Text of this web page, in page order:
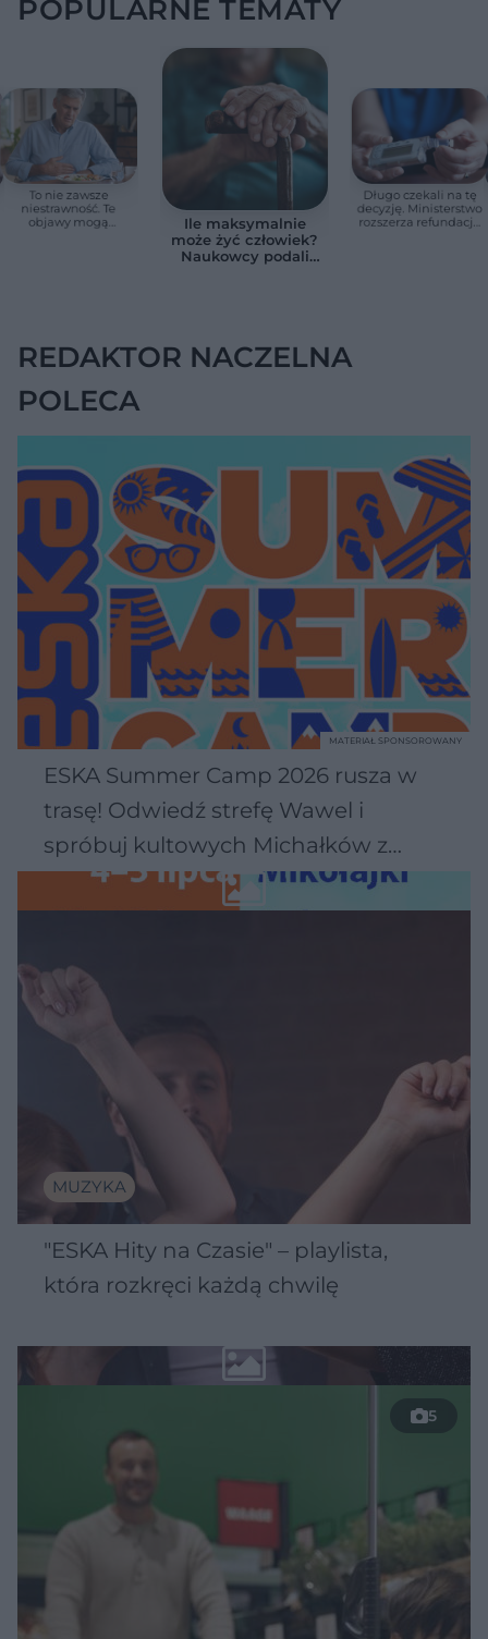
POPULARNE TEMATY
To nie zawsze
niestrawność. Te
objawy mogą
Ile maksymalnie
może żyć człowiek?
Naukowcy podali
Długo czekali na tę
decyzję. Ministerstwo
rozszerza refundację
REDAKTOR NACZELNA
POLECA
ESKA Summer Camp 2026 rusza w
trasę! Odwiedź strefę Wawel i
spróbuj kultowych Michałków z
Wawelu
MATERIAŁ SPONSOROWANY
MUZYKA
"ESKA Hity na Czasie" – playlista,
która rozkręci każdą chwilę
5